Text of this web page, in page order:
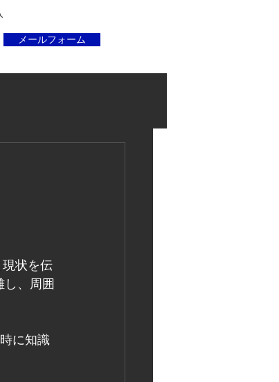
メールフォーム
状を伝
、周囲
に知識